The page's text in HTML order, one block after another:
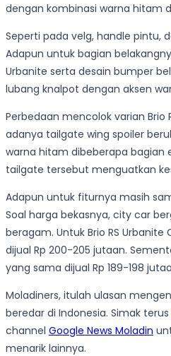
dengan kombinasi warna hitam
Seperti pada velg, handle pintu,
Adapun untuk bagian
Urbanite serta desain bumper
lubang knalpot dengan aksen
Perbedaan mencolok varian Brio
adanya tailgate wing spoiler
warna hitam dibeberapa bagian
tailgate tersebut menguatkan
Adapun untuk fiturnya masih
Soal harga bekasnya, city car
beragam. Untuk Brio RS Urbanite
dijual Rp 200-205 jutaan.
yang sama dijual Rp 189-198
Moladiners, itulah ulasan
beredar di Indonesia. Simak terus
channel Google News Moladin
menarik lainnya.